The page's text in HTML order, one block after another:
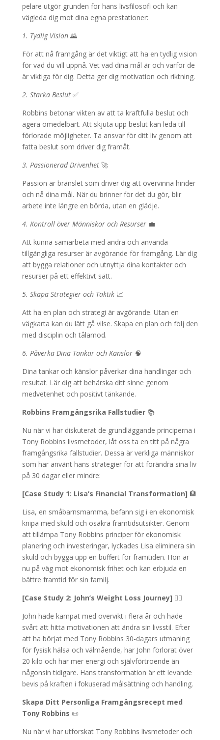
pelare utgör grunden för hans livsfilosofi och kan
vägleda dig mot dina egna prestationer:
1. Tydlig Vision🌄
För att nå framgång är det viktigt att ha en tydlig vision
för vad du vill uppnå. Vet vad dina mål är och varför de
är viktiga för dig. Detta ger dig motivation och riktning.
2. Starka Beslut✅
Robbins betonar vikten av att ta kraftfulla beslut och
agera omedelbart. Att skjuta upp beslut kan leda till
förlorade möjligheter. Ta ansvar för ditt liv genom att
fatta beslut som driver dig framåt.
3. Passionerad Drivenhet🚀
Passion är bränslet som driver dig att övervinna hinder
och nå dina mål. När du brinner för det du gör, blir
arbete inte längre en börda, utan en glädje.
4. Kontroll över Människor och Resurser💼
Att kunna samarbeta med andra och använda
tillgängliga resurser är avgörande för framgång. Lär dig
att bygga relationer och utnyttja dina kontakter och
resurser på ett effektivt sätt.
5. Skapa Strategier och Taktik📈
Att ha en plan och strategi är avgörande. Utan en
vägkarta kan du lätt gå vilse. Skapa en plan och följ den
med disciplin och tålamod.
6. Påverka Dina Tankar och Känslor🧠
Dina tankar och känslor påverkar dina handlingar och
resultat. Lär dig att behärska ditt sinne genom
medvetenhet och positivt tänkande.
Robbins Framgångsrika Fallstudier📚
Nu när vi har diskuterat de grundläggande principerna i
Tony Robbins livsmetoder, låt oss ta en titt på några
framgångsrika fallstudier. Dessa är verkliga människor
som har använt hans strategier för att förändra sina liv
på 30 dagar eller mindre:
[Case Study 1: Lisa’s Financial Transformation] 🏦
Lisa, en småbarnsmamma, befann sig i en ekonomisk
knipa med skuld och osäkra framtidsutsikter. Genom
att tillämpa Tony Robbins principer för ekonomisk
planering och investeringar, lyckades Lisa eliminera sin
skuld och bygga upp en buffert för framtiden. Hon är
nu på väg mot ekonomisk frihet och kan erbjuda en
bättre framtid för sin familj.
[Case Study 2: John’s Weight Loss Journey] 🏋️‍♂️
John hade kämpat med övervikt i flera år och hade
svårt att hitta motivationen att ändra sin livsstil. Efter
att ha börjat med Tony Robbins 30-dagars utmaning
för fysisk hälsa och välmående, har John förlorat över
20 kilo och har mer energi och självförtroende än
någonsin tidigare. Hans transformation är ett levande
bevis på kraften i fokuserad målsättning och handling.
Skapa Ditt Personliga Framgångsrecept med
Tony Robbins 📜
Nu när vi har utforskat Tony Robbins livsmetoder och